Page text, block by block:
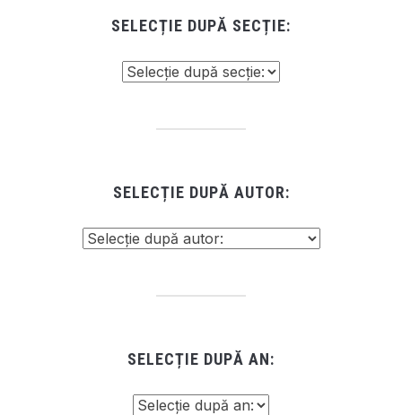
SELECȚIE DUPĂ SECȚIE:
SELECȚIE DUPĂ AUTOR:
SELECȚIE DUPĂ AN: